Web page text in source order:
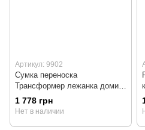
Артикул: 9902
Сумка переноска
Трансформер лежанка домик
3в1 для собак и котов до 6 кг
1 778 грн
Нет в наличии